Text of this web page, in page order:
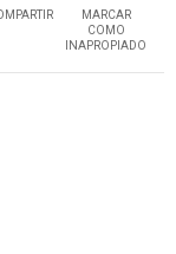
MARCAR
COMO
INAPROPIADO